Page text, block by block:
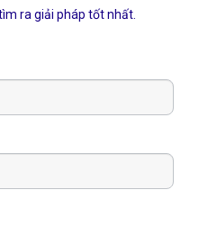
ra giải pháp tốt nhất.